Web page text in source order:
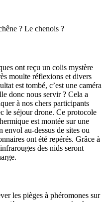
? Le chenois ?
ont reçu un colis mystère
moulte réflexions et divers
est tombé, c’est une caméra
donc nous servir ? Cela a
à nos chers participants
le séjour drone. Ce protocole
est montée sur une
envol au-dessus de sites ou
ont été repérés. Grâce à
des nids seront
les pièges à phéromones sur